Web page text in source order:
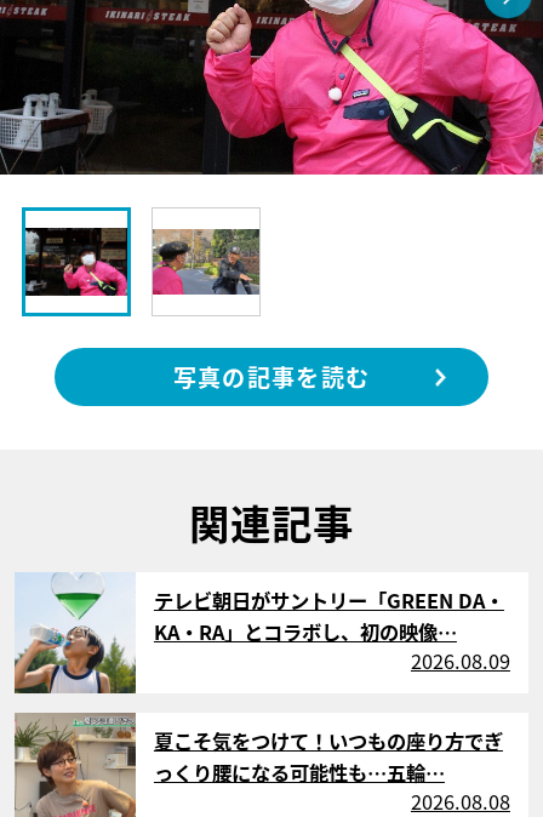
写真の記事を読む
関連記事
テレビ朝日がサントリー「GREEN DA・
KA・RA」とコラボし、初の映像…
2026.08.09
サムネイル
夏こそ気をつけて！いつもの座り方でぎ
っくり腰になる可能性も…五輪…
2026.08.08